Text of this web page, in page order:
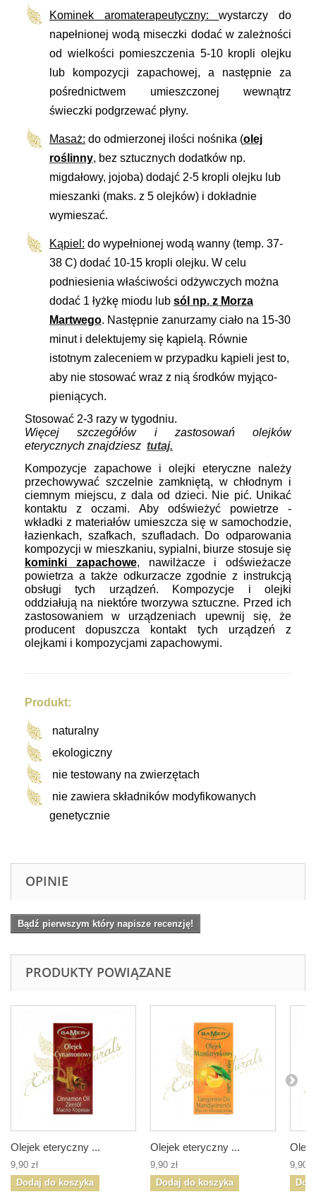
Kominek aromaterapeutyczny:wystarczy do
napełnionej wodą miseczki dodać w zależności
od wielkości pomieszczenia 5-10 kropli olejku
lub kompozycji zapachowej, a następnie za
pośrednictwem umieszczonej wewnątrz
świeczki podgrzewać płyny.
Masaż: do odmierzonej ilości nośnika (olej
roślinny, bez sztucznych dodatków np.
migdałowy, jojoba) dodajć 2-5 kropli olejku lub
mieszanki (maks. z 5 olejków) i dokładnie
wymieszać.
Kąpiel: do wypełnionej wodą wanny (temp. 37-
38 C) dodać 10-15 kropli olejku. W celu
podniesienia właściwości odżywczych można
dodać 1 łyżkę miodu lub sól np. z Morza
Martwego. Następnie zanurzamy ciało na 15-30
minut i delektujemy się kąpielą. Równie
istotnym zaleceniem w przypadku kąpieli jest to,
aby nie stosować wraz z nią środków myjąco-
pieniących.
Stosować 2-3 razy w tygodniu.
Więcej szczegółów i zastosowań olejków
eterycznych znajdziesz tutaj.
Kompozycje zapachowe i olejki eteryczne należy
przechowywać szczelnie zamkniętą, w chłodnym i
ciemnym miejscu, z dala od dzieci. Nie pić. Unikać
kontaktu z oczami. Aby odświeżyć powietrze -
wkładki z materiałów umieszcza się w samochodzie,
łazienkach, szafkach, szufladach. Do odparowania
kompozycji w mieszkaniu, sypialni, biurze stosuje się
kominki zapachowe, nawilżacze i odświeżacze
powietrza a także odkurzacze zgodnie z instrukcją
obsługi tych urządzeń. Kompozycje i olejki
oddziałują na niektóre tworzywa sztuczne. Przed ich
zastosowaniem w urządzeniach upewnij się, że
producent dopuszcza kontakt tych urządzeń z
olejkami i kompozycjami zapachowymi.
Produkt:
naturalny
ekologiczny
nie testowany na zwierzętach
nie zawiera składników modyfikowanych
genetycznie
OPINIE
Bądź pierwszym który napisze recenzję!
PRODUKTY POWIĄZANE
Olejek eteryczny ...
9,90 zł
Dodaj do koszyka
Olejek eteryczny ...
9,90 zł
Dodaj do koszyka
9,90